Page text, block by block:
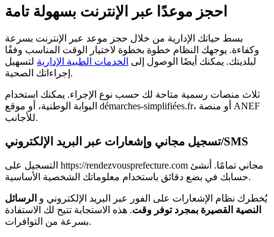
احجز موعدًا عبر الإنترنت بسهولة تامة
بسط حياتك الإدارية من خلال حجز موعد عبر الإنترنت بسرعة
وكفاءة. يوجهك النظام خطوة بخطوة لاختيار الوقت المناسب وفقًا
لبلديتك. يمكنك أيضًا الوصول إلى الخدمات الطبية الإدارية لتسهيل
إجراءاتك الصحية.
ثلاث منصات رسمية متاحة لك حسب نوع الإجراء. يمكنك استخدام
البوابة الوطنية، أو موقع démarches-simplifiées.fr، أو منصة ANEF
للأجانب.
تسجيل مجاني وإشعارات عبر البريد الإلكتروني/SMS
التسجيل على https://rendezvousprefecture.com مجاني تمامًا. أنشئ
حسابك في بضع دقائق باستخدام معلوماتك الشخصية الأساسية.
يُخطرك نظام الإشعارات على الفور عبر البريد الإلكتروني و الرسائل
النصية القصيرة بمجرد توفر وقت. هذه الاستجابة تتيح لك الاستفادة
بسرعة من التوافرات.